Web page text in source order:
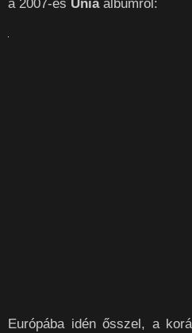
a 2007-es Uniaalbumról:
Európába idén ősszel, a